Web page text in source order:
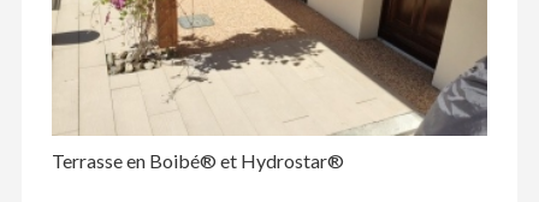
Terrasse en Boibé® et Hydrostar®